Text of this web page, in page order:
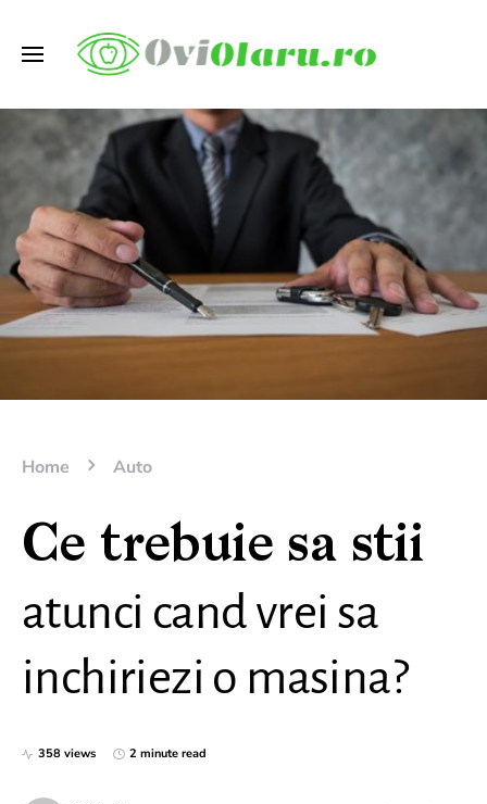
Home Auto
Ce trebuie sa stii
atunci cand vrei sa
inchiriezi o masina?
358 views 2 minute read